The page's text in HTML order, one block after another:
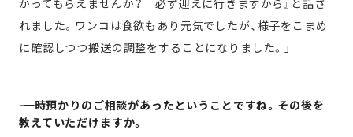
かってもらえませんか？ 必ず迎えに行きますから』と話さ
れました。ワンコは食欲もあり元気でしたが、様子をこまめ
に確認しつつ搬送の調整をすることになりました。」
―― 一時預かりのご相談があったということですね。その後を
教えていただけますか。